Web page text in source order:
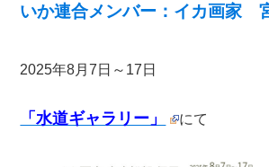
いか連合メンバー：イカ画家
2025年8月7日～17日
「水道ギャラリー」 にて